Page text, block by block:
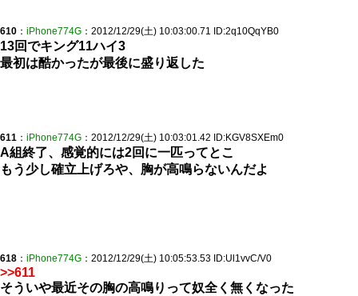
610 ： iPhone774G ：2012/12/29(土) 10:03:00.71 ID:2q10QqYB0
13回でキング11ハイ3
最初は酷かったが最後に盛り返した
611 ： iPhone774G ：2012/12/29(土) 10:03:01.42 ID:KGV8SXEm0
A組終了、感覚的には2回に一匹ってとこ
もう少し確立上げろや、胸が高鳴らないんだよ
618 ： iPhone774G ：2012/12/29(土) 10:05:53.53 ID:Ul1vvC/V0
>>611
そういや最近その胸の高鳴りって奴全く無くなった